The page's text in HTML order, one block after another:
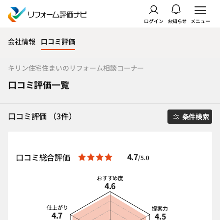
ログイン お知らせ メニュー
会社情報 口コミ評価
キリン住宅住まいのリフォーム相談コーナー
口コミ評価一覧
口コミ評価 （3件） 条件検索
口コミ総合評価 4.7/5.0
おすすめ度
4.6
提案力
4.5
仕上がり
4.7